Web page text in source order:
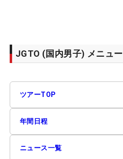
JGTO (国内男子) メニュー
ツアーTOP
年間日程
ニュース一覧